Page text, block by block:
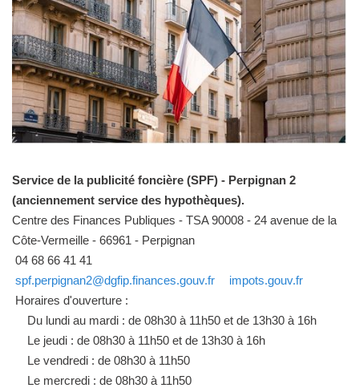
Service de la publicité foncière (SPF) - Perpignan 2
(anciennement service des hypothèques).
Centre des Finances Publiques - TSA 90008 - 24 avenue de la
Côte-Vermeille - 66961 - Perpignan
04 68 66 41 41
spf.perpignan2@dgfip.finances.gouv.fr
impots.gouv.fr
Horaires d'ouverture :
Du lundi au mardi : de 08h30 à 11h50 et de 13h30 à 16h
Le jeudi : de 08h30 à 11h50 et de 13h30 à 16h
Le vendredi : de 08h30 à 11h50
Le mercredi : de 08h30 à 11h50